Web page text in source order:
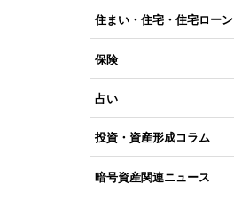
住まい・住宅・住宅ローン
保険
占い
投資・資産形成コラム
暗号資産関連ニュース